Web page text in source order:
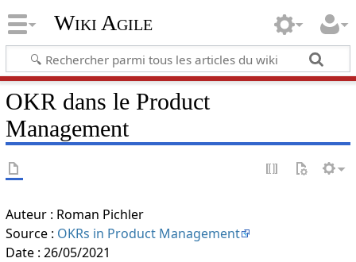
Wiki Agile
OKR dans le Product
Management
Auteur : Roman Pichler
Source : OKRs in Product Management
Date : 26/05/2021